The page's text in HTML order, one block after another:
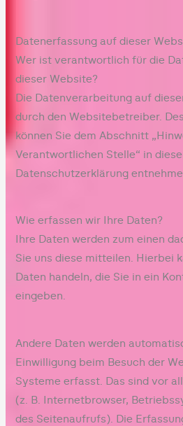
Datenerfassung auf dieser
Wer ist verantwortlich für die
dieser Website?
Die Datenverarbeitung auf
durch den Websitebetreiber.
können Sie dem Abschnitt
Verantwortlichen Stelle“ in
Datenschutzerklärung
Wie erfassen wir Ihre Daten?
Ihre Daten werden zum einen
Sie uns diese mitteilen. Hierbei
Daten handeln, die Sie in ein
eingeben.
Andere Daten werden
Einwilligung beim Besuch der
Systeme erfasst. Das sind vor
(z. B. Internetbrowser,
des Seitenaufrufs). Die